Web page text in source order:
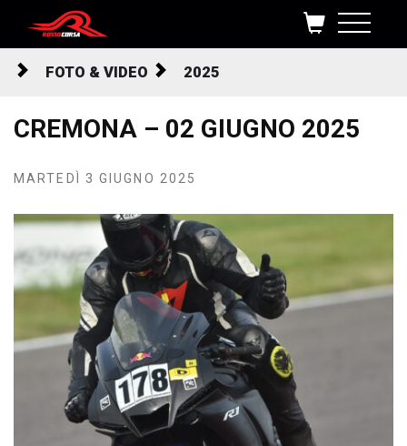
Salta al contenuto
FOTO & VIDEO 2025
CREMONA – 02 GIUGNO 2025
MARTEDÌ 3 GIUGNO 2025